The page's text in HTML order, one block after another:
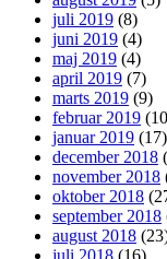
juli 2019 (8)
juni 2019 (4)
maj 2019 (4)
april 2019 (7)
marts 2019 (9)
februar 2019
januar 2019 (17)
december 2018
november 2018
oktober 2018
september 2018
august 2018
juli 2018 (16)